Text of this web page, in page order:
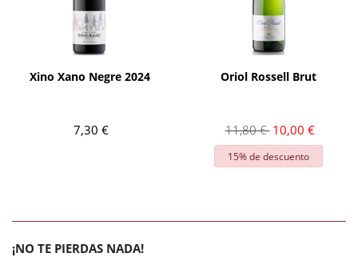
Xino Xano Negre 2024
7,30 €
Oriol Rossell Brut
11,80 € 10,00 €
15% de descuento
¡NO TE PIERDAS NADA!